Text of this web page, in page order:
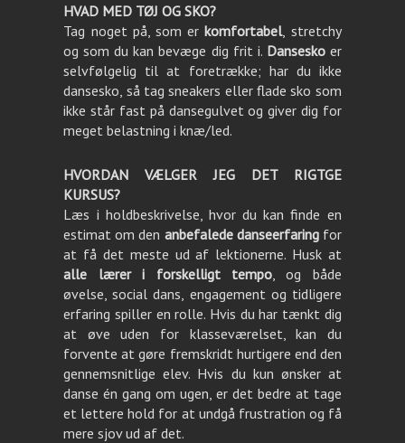
HVAD MED TØJ OG SKO?
Tag noget på, som erkomfortabel, stretchy
og som du kan bevæge dig frit i. Danseskoer
selvfølgelig til at foretrække; har du ikke
dansesko, så tag sneakers eller flade sko som
ikke står fast på dansegulvet og giver dig for
meget belastning i knæ/led.
HVORDAN VÆLGER JEG DET RIGTGE
KURSUS?
Læs i holdbeskrivelse, hvor du kan finde en
estimat om den anbefalede danseerfaringfor
at få det meste ud af lektionerne. Husk at
alle lærer i forskelligt tempo, og både
øvelse, social dans, engagement og tidligere
erfaring spiller en rolle. Hvis du har tænkt dig
at øve uden for klasseværelset, kan du
forvente at gøre fremskridt hurtigere end den
gennemsnitlige elev. Hvis du kun ønsker at
danse én gang om ugen, er det bedre at tage
et lettere hold for at undgå frustration og få
mere sjov ud af det.